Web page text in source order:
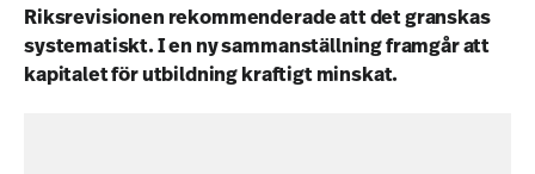
Riksrevisionen rekommenderade att det granskas
systematiskt. I en ny sammanställning framgår att
kapitalet för utbildning kraftigt minskat.